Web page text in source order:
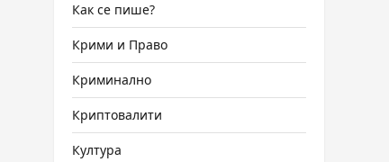
Как се пише?
Крими и Право
Криминално
Криптовалити
Култура